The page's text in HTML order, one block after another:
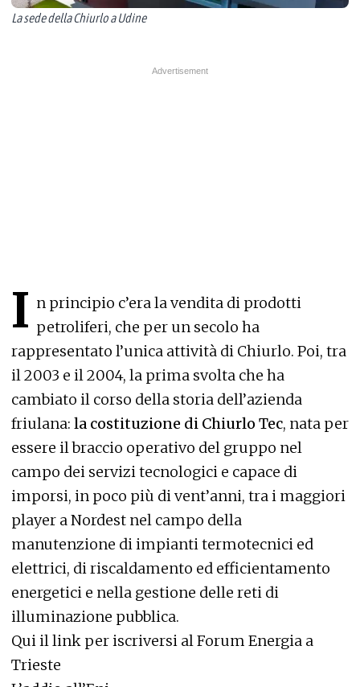
La sede della Chiurlo a Udine
I n principio c’era la vendita di prodotti
petroliferi, che per un secolo ha
rappresentato l’unica attività di Chiurlo. Poi, tra
il 2003 e il 2004, la prima svolta che ha
cambiato il corso della storia dell’azienda
friulana: la costituzione di Chiurlo Tec, nata per
essere il braccio operativo del gruppo nel
campo dei servizi tecnologici e capace di
imporsi, in poco più di vent’anni, tra i maggiori
player a Nordest nel campo della
manutenzione di impianti termotecnici ed
elettrici, di riscaldamento ed efficientamento
energetici e nella gestione delle reti di
illuminazione pubblica.
Qui il link per iscriversi al Forum Energia a
Trieste